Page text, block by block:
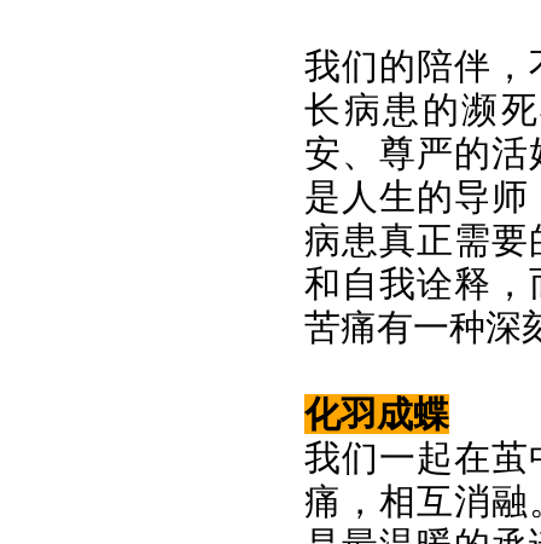
我们的陪伴
长病患的濒
安、尊严的
是人生的导
病患真正需
和自我诠释
苦痛有一种深
化羽成蝶
我们一起在
痛，相互消